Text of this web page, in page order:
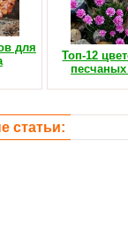
для
Топ-12
статьи: